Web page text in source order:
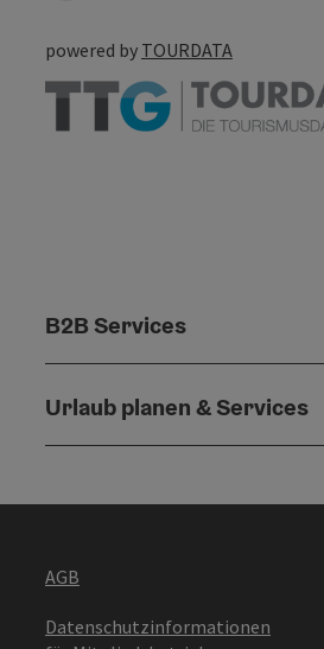
powered by TOURDATA
B2B Services
Urlaub planen & Services
AGB
Datenschutzinformationen